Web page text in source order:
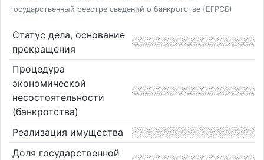
государственный реестре сведений о банкротстве (ЕГРСБ)
Статус дела, основание
прекращения
Процедура
экономической
несостоятельности
(банкротства)
Реализация имущества
Доля государственной